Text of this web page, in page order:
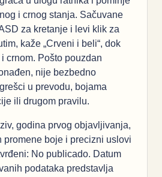
i crnog stanja. Sačuvane
za kretanje i levi klik za
kaže „Crveni i beli“, dok
crnom. Pošto pouzdan
nije bezbedno
u prevodu, bojama
ili drugom pravilu.
godina prvog objavljivanja,
promene boje i precizni uslovi
No publicado. Datum
podataka predstavlja